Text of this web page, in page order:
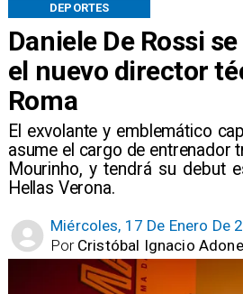
Daniele De Rossi
el nuevo director
Roma
El exvolante y emblemático
asume el cargo de entrenador
Mourinho, y tendrá su debut
Hellas Verona.
DEPORTES
Miércoles, 17 De Enero De
Cristóbal Ignacio
Por